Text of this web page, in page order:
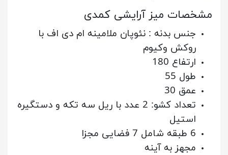
مشخصات میز آرایشی کمدی
جنس بدنه : نئوپان ملامینه ام دی اف با
روکش وکیوم
ارتفاع 180
طول 55
عمق 30
تعداد کشو: 2 عدد با ریل سه تکه و دستگیره
استیل
6 طبقه شامل 7 فضایی مجزا
مجهز به آینه